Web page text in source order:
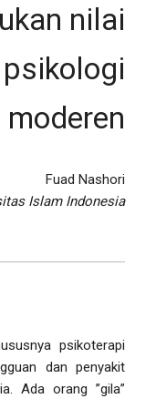
nilai
moderen
Fuad Nashori
Islam Indonesia
psikoterapi
dan penyakit
Ada orang ”gila”